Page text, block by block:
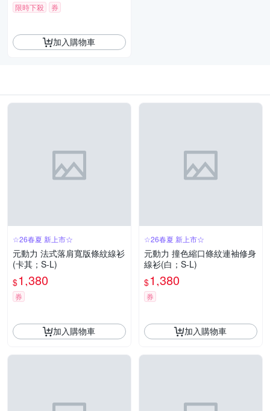
限時下殺 券
加入購物車
☆26春夏 新上市☆
元動力 法式落肩寬版條紋線衫
(卡其；S-L)
$1,380
券
加入購物車
☆26春夏 新上市☆
元動力 撞色縮口條紋連袖修身
線衫(白；S-L)
$1,380
券
加入購物車